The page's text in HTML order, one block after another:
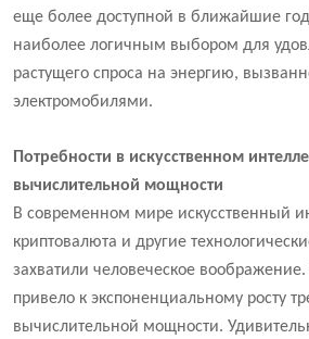
еще более доступной в ближайшие
наиболее логичным выбором для
растущего спроса на энергию,
электромобилями.
Потребности в искусственном
вычислительной мощности
В современном мире искусственный
криптовалюта и другие
захватили человеческое
привело к экспоненциальному росту
вычислительной мощности.